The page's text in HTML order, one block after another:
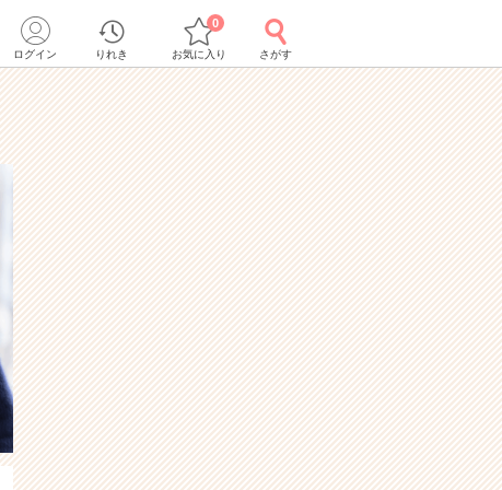
ログイン りれき お気に入り
0
さがす